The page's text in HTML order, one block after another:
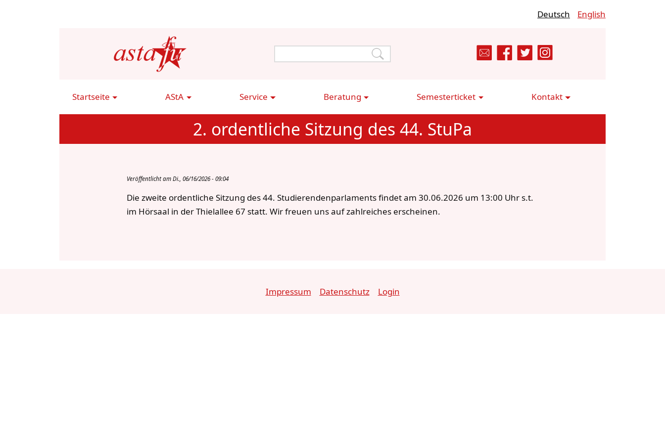
Deutsch English
Main
Startseite AStA Service Beratung Semesterticket Kontakt
2. ordentliche Sitzung des 44. StuPa
Veröffentlicht am Di., 06/16/2026 - 09:04
Die zweite ordentliche Sitzung des 44. Studierendenparlaments findet am 30.06.2026 um 13:00 Uhr s.t.
im Hörsaal in der Thielallee 67 statt. Wir freuen uns auf zahlreiches erscheinen.
Impressum Datenschutz Login